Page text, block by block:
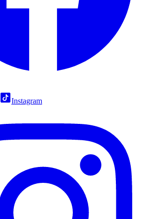
Instagram